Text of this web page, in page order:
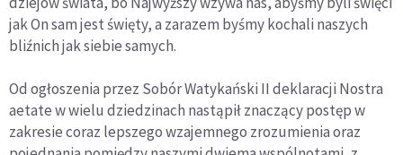
jak On sam jest święty, a zarazem byśmy kochali naszych
bliźnich jak siebie samych.
Od ogłoszenia przez Sobór Watykański II deklaracji Nostra
aetate w wielu dziedzinach nastąpił znaczący postęp w
zakresie coraz lepszego wzajemnego zrozumienia oraz